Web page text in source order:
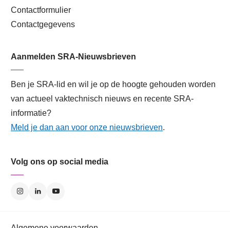
Contactformulier
Contactgegevens
Aanmelden SRA-Nieuwsbrieven
Ben je SRA-lid en wil je op de hoogte gehouden worden
van actueel vaktechnisch nieuws en recente SRA-
informatie?
Meld je dan aan voor onze nieuwsbrieven.
Volg ons op social media